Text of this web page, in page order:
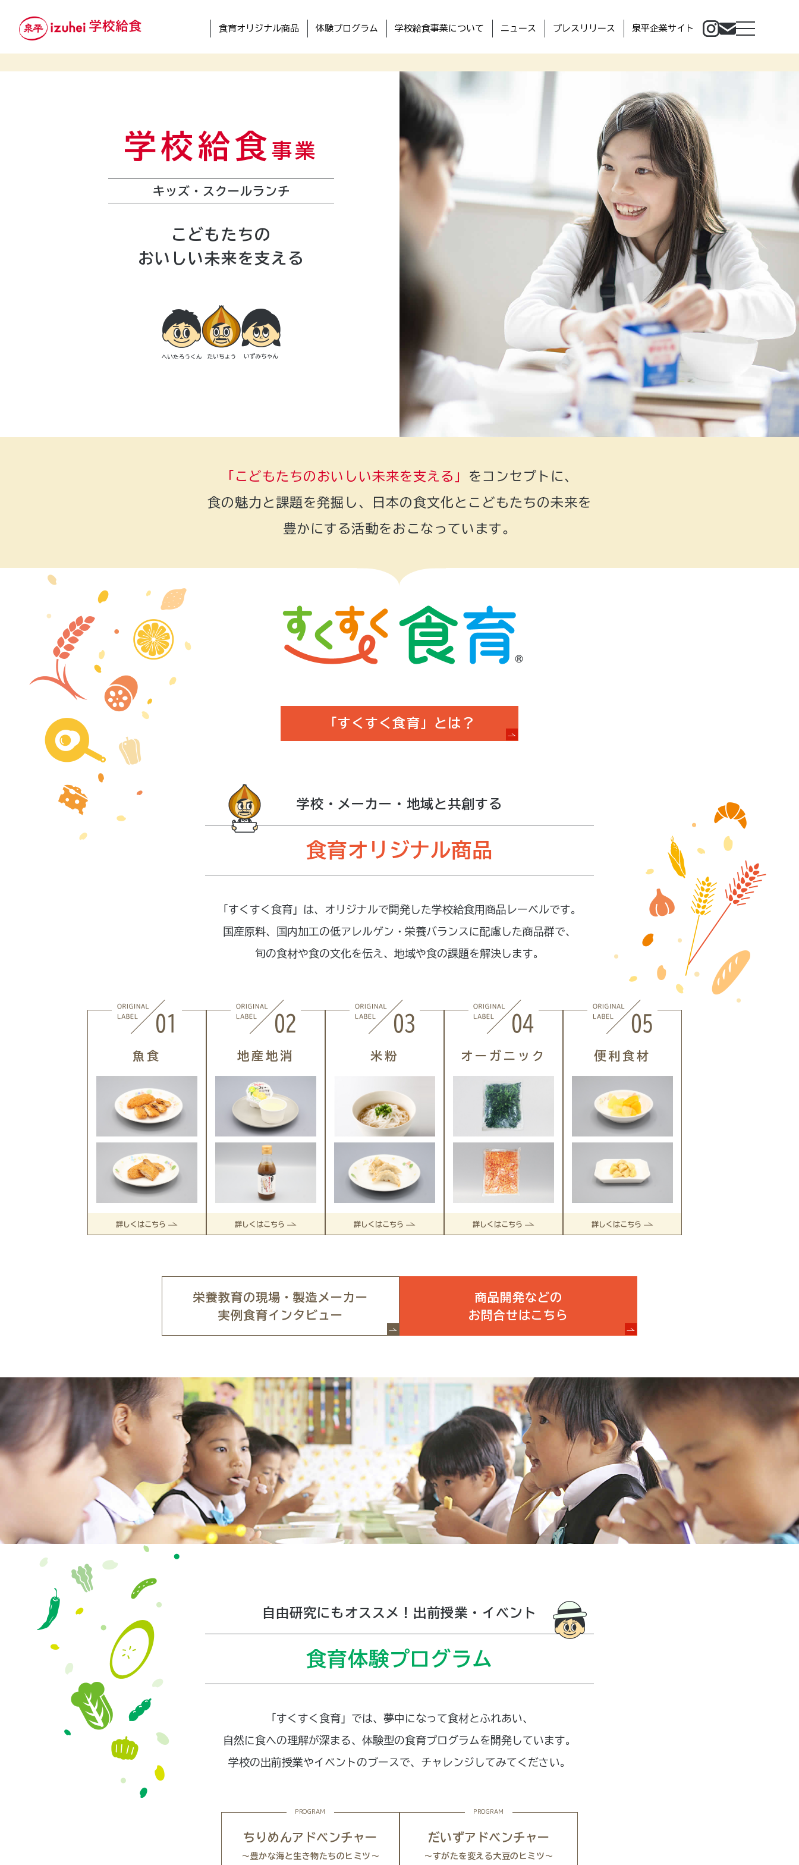
食育オリジナル商品 体験プログラム 学校給食事業について ニュース プレスリリース 泉平企業サイト
学校給食事業
キッズ・スクールランチ
こどもたちの
おいしい未来を支える
「こどもたちのおいしい未来を支える」
をコンセプトに、
食の魅力と課題を発掘し、日本の食文化とこどもたちの未来を
豊かにする活動をおこなっています。
「すくすく食育」とは？
学校・メーカー・地域と共創する
食育オリジナル商品
「すくすく食育」は、オリジナルで開発した学校給食用商品レーベルです。
国産原料、国内加工の低アレルゲン・栄養バランスに配慮した商品群で、
旬の食材や食の文化を伝え、地域や食の課題を解決します。
魚食
詳しくはこちら
地産地消
詳しくはこちら
米粉
詳しくはこちら
オーガニック
詳しくはこちら
便利食材
詳しくはこちら
栄養教育の現場・製造メーカー
実例食育インタビュー
商品開発などの
お問合せはこちら
自由研究にもオススメ！ 出前授業・イベント
食育体験プログラム
「すくすく食育」では、夢中になって食材とふれあい、
自然に食への理解が深まる、体験型の食育プログラムを開発しています。
学校の出前授業やイベントのブースで、チャレンジしてみてください。
PROGRAM
ちりめんアドベンチャー
～豊かな海と生き物たちのヒミツ～
PROGRAM
だいずアドベンチャー
～すがたを変える大豆のヒミツ～